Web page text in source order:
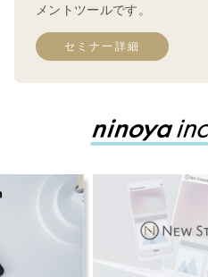
メントツールです。
セミナー詳細